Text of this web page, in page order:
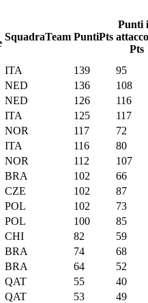
SquadraTeam PuntiPts
Punti
attacco
Pts
ITA 139
95
NED 136
108
NED 126
116
ITA 125
117
NOR 117
72
ITA 116
80
NOR 112
107
BRA 102
66
CZE 102
87
POL 102
73
POL 100
85
CHI 82
59
BRA 74
68
BRA 64
52
QAT 55
40
QAT 53
49